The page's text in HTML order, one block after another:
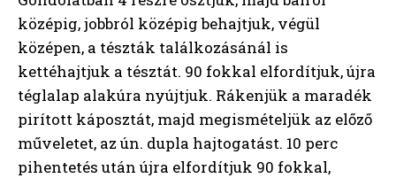
középig, jobbról középig behajtjuk, végül
középen, a tészták találkozásánál is
kettéhajtjuk a tésztát. 90 fokkal elfordítjuk, újra
téglalap alakúra nyújtjuk. Rákenjük a maradék
pirított káposztát, majd megismételjük az előző
műveletet, az ún. dupla hajtogatást. 10 perc
pihentetés után újra elfordítjuk 90 fokkal,